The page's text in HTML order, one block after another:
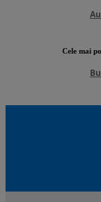
Cele mai